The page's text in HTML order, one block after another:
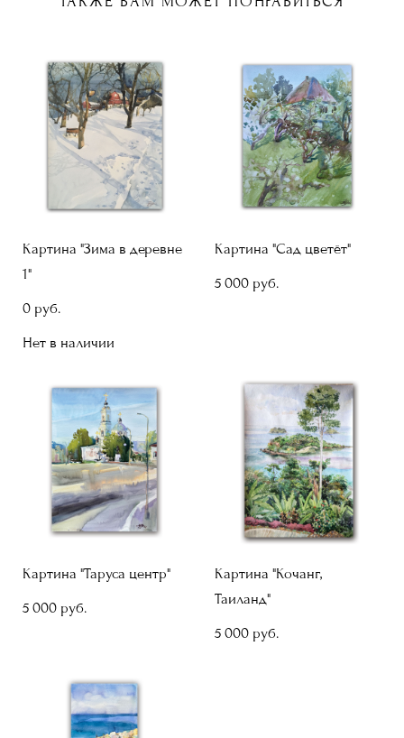
Картина "Зима в деревне
1"
0 pуб.
Нет в наличии
Картина "Сад цветёт"
5 000 pуб.
Картина "Таруса центр"
5 000 pуб.
Картина "Кочанг,
Таиланд"
5 000 pуб.